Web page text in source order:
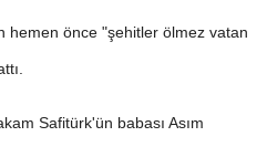
hemen önce "şehitler ölmez vatan
Safitürk'ün babası Asım